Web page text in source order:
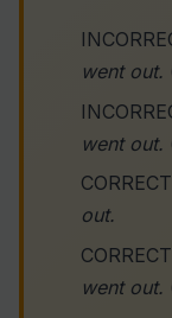
went out.
went out.
out.
went out.